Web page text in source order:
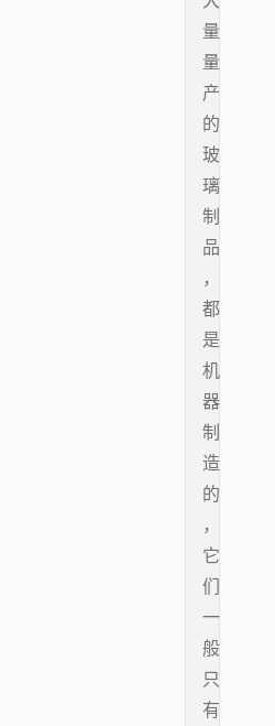
量
量
产
的
玻
璃
制
品
，
都
是
机
器
制
造
的
，
它
们
一
般
只
有